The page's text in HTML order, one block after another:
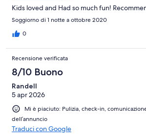
Kids loved and Had so much fun!
Soggiorno di 1 notte a ottobre 2020
0
Recensione verificata
8/10 Buono
Randell
5 apr 2026
Mi è piaciuto: Pulizia, check-in,
dell’annuncio
Traduci con Google